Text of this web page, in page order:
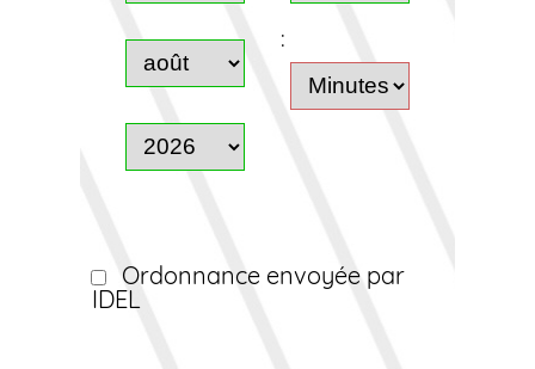
:
Ordonnance envoyée par
IDEL